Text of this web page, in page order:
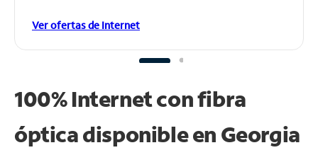
Ver ofertas de Internet
100% Internet con fibra
óptica disponible en Georgia